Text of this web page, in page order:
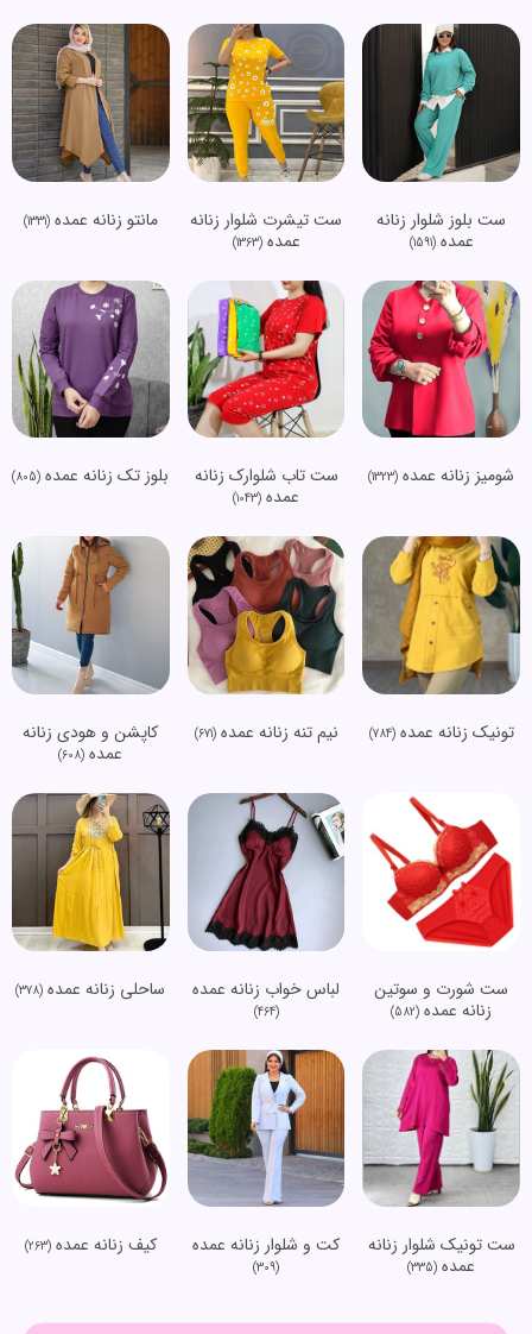
ست بلوز شلوار زنانه
عمده(1591)
ست تیشرت شلوار زنانه
عمده(1363)
مانتو زنانه عمده(1331)
شومیز زنانه عمده (1323)
ست تاب شلوارک زنانه
عمده (1043)
بلوز تک زنانه عمده (805)
تونیک زنانه عمده(784) نیم تنه زنانه عمده(671)
کاپشن و هودی زنانه
عمده (608)
ست شورت و سوتین
زنانه عمده (582)
لباس خواب زنانه عمده
(464)
ساحلی زنانه عمده (378)
ست تونیک شلوار زنانه
عمده (335)
کت و شلوار زنانه عمده
(309)
کیف زنانه عمده(263)